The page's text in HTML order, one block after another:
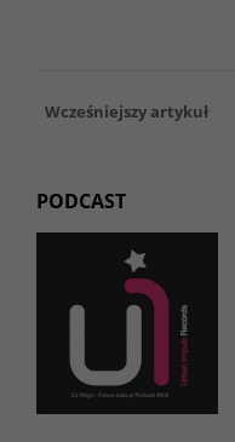
Wcześniejszy artykuł
PODCAST